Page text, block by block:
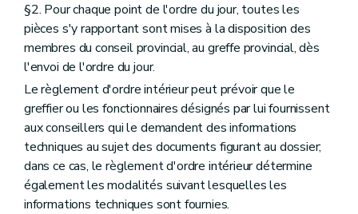
§2. Pour chaque point de l'ordre du jour, toutes les
pièces s'y rapportant sont mises à la disposition des
membres du conseil provincial, au greffe provincial, dès
l'envoi de l'ordre du jour.
Le règlement d'ordre intérieur peut prévoir que le
greffier ou les fonctionnaires désignés par lui fournissent
aux conseillers qui le demandent des informations
techniques au sujet des documents figurant au dossier;
dans ce cas, le règlement d'ordre intérieur détermine
également les modalités suivant lesquelles les
informations techniques sont fournies.